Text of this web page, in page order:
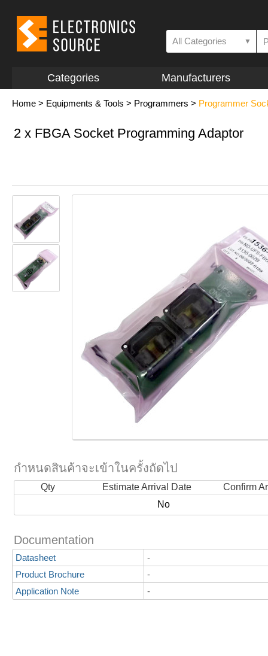
All Categories ▼
Categories Manufacturers
Home > Equipments & Tools > Programmers > Programmer
2 x FBGA Socket Programming Adaptor
กำหนดสินค้าจะเข้าในครั้งถัดไป
Qty Estimate Arrival Date
Confirm
No
Documentation
Datasheet
-
Product Brochure
-
Application Note
-